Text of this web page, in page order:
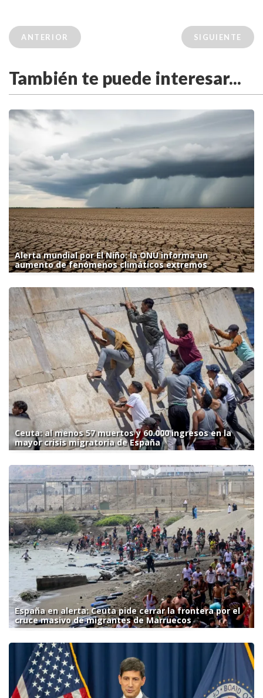
ANTERIOR SIGUIENTE
También te puede interesar...
Alerta mundial por El Niño: la ONU informa un
aumento de fenómenos climáticos extremos
Ceuta: al menos 57 muertos y 60.000 ingresos en la
mayor crisis migratoria de España
España en alerta: Ceuta pide cerrar la frontera por el
cruce masivo de migrantes de Marruecos